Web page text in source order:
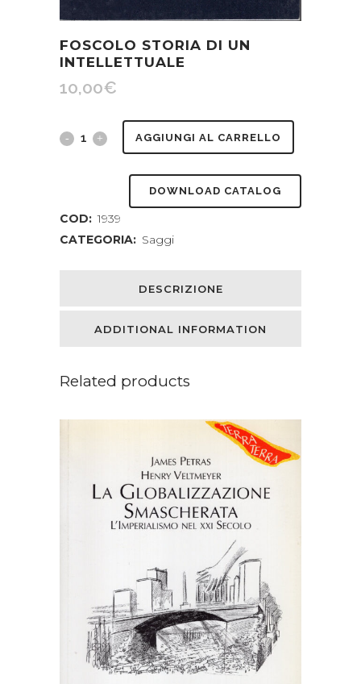
FOSCOLO STORIA DI UN
INTELLETTUALE
10,00€
Foscolo
un
AGGIUNGI AL CARRELLO
DOWNLOAD CATALOG
COD: 1939
CATEGORIA: Saggi
DESCRIZIONE
ADDITIONAL INFORMATION
Related products